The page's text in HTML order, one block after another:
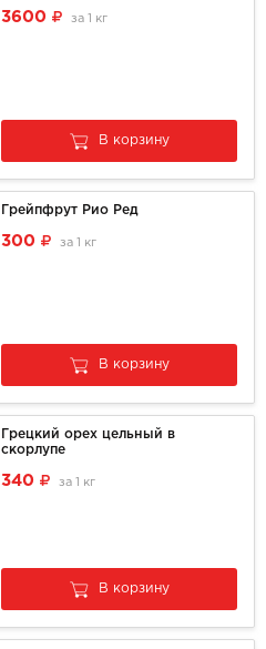
3600 за 1 кг
В корзину
Грейпфрут Рио Ред
300 за 1 кг
В корзину
Грецкий орех цельный в
скорлупе
340 за 1 кг
В корзину